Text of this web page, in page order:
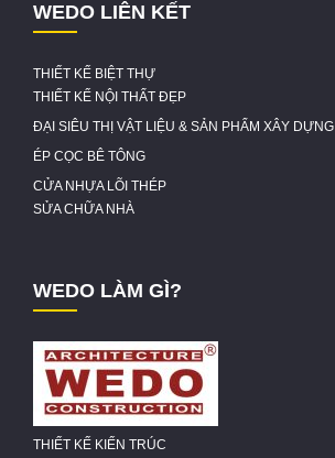
WEDO LIÊN KẾT
THIẾT KẾ BIỆT THỰ
THIẾT KẾ NỘI THẤT ĐẸP
ĐẠI SIÊU THỊ VẬT LIỆU & SẢN PHẨM XÂY DỰNG
ÉP CỌC BÊ TÔNG
CỬA NHỰA LÕI THÉP
SỬA CHỮA NHÀ
WEDO LÀM GÌ?
THIẾT KẾ KIẾN TRÚC